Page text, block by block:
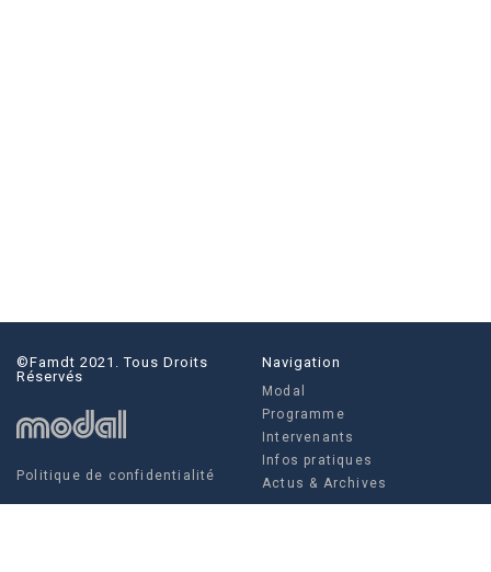
©famdt 2021. Tous Droits
Réservés
Politique de confidentialité
Navigation
Modal
Programme
Intervenants
Infos pratiques
Actus & Archives